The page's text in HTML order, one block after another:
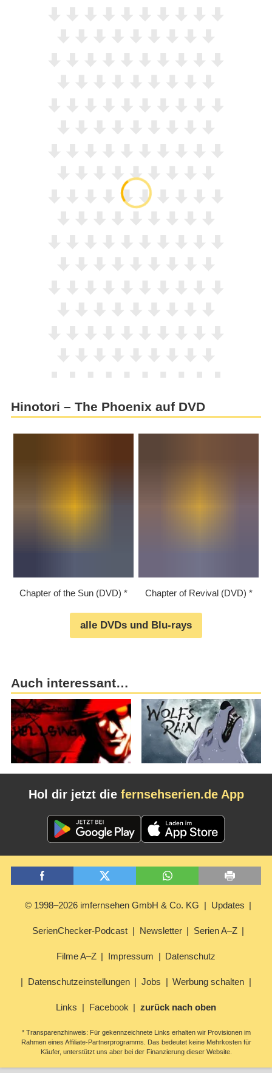
Hinotori – The Phoenix auf DVD
Chapter of the Sun (DVD) Chapter of Revival (DVD)
alle DVDs und Blu-rays
Auch interessant…
Hol dir jetzt die fernsehserien.de App
© 1998–2026 imfernsehen GmbH & Co. KG Updates
SerienChecker-Podcast Newsletter Serien A–Z
Filme A–Z Impressum Datenschutz
Datenschutzeinstellungen Jobs Werbung schalten
Links Facebook zurück nach oben
* Transparenzhinweis: Für gekennzeichnete Links erhalten wir Provisionen im
Rahmen eines Affiliate-Partnerprogramms. Das bedeutet keine Mehrkosten für
Käufer, unterstützt uns aber bei der Finanzierung dieser Website.